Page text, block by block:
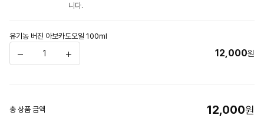
니다.
유기농 버진 아보카도오일 100ml
12,000원
총 상품 금액 12,000원